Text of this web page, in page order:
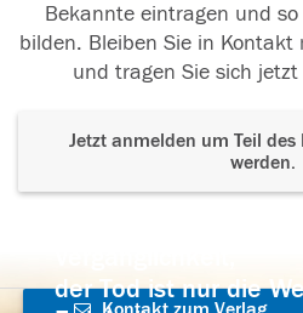
Bekannte eintragen und
bilden. Bleiben Sie in
und tragen Sie sich
Jetzt anmelden um Teil des
werden.
der Tod ist nur die